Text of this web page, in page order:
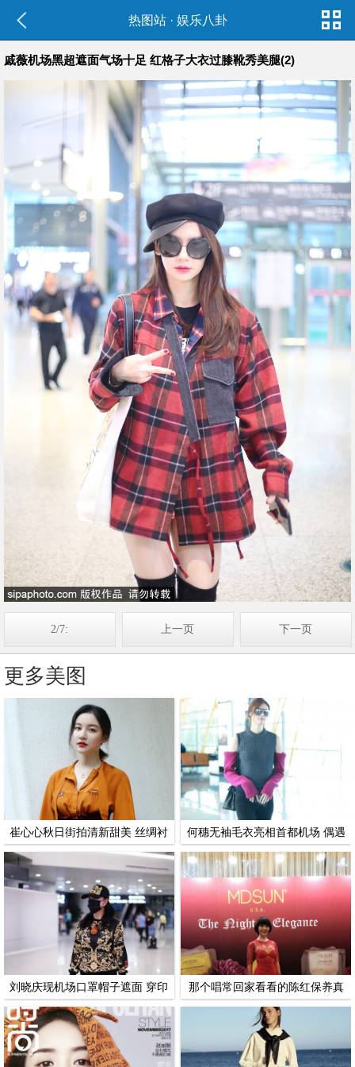
热图站· 娱乐八卦
戚薇机场黑超遮面气场十足 红格子大衣过膝靴秀美腿(2)
2/7: 上一页 下一页
更多美图
崔心心秋日街拍清新甜美 丝绸衬
衣搭阔腿裤尽显优雅气质
何穗无袖毛衣亮相首都机场 偶遇
赵英俊被逗笑
刘晓庆现机场口罩帽子遮面 穿印
花衫戴超大玉佩“贵不可言”
那个唱常回家看看的陈红保养真
好 完全看不出49岁了